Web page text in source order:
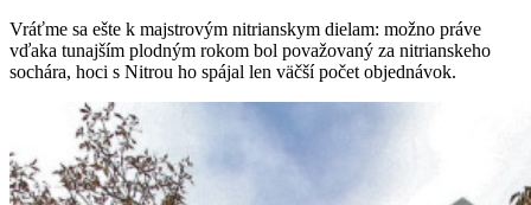
Vráťme sa ešte k majstrovým nitrianskym dielam: možno práve
vďaka tunajším plodným rokom bol považovaný za nitrianskeho
sochára, hoci s Nitrou ho spájal len väčší počet objednávok.